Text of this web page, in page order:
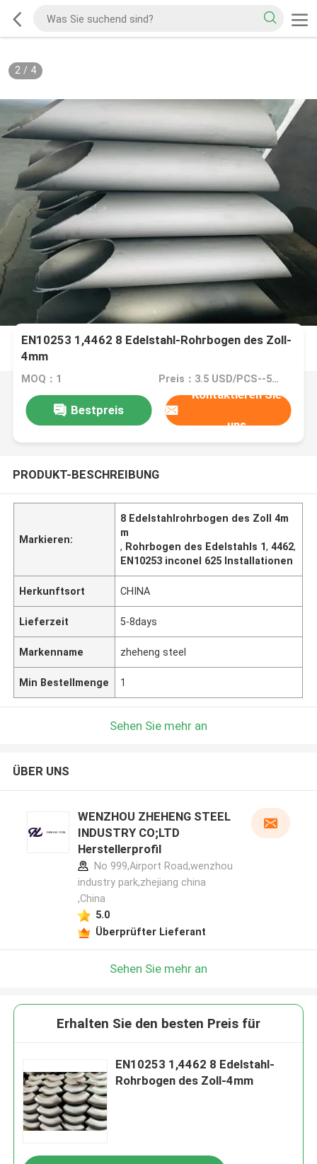
2/ 4
EN10253 1,4462 8 Edelstahl-Rohrbogen des Zoll-
4mm
MOQ：1 Preis：3.5 USD/PCS--50439/PCS
Bestpreis
Kontaktieren Sie
uns
PRODUKT-BESCHREIBUNG
Markieren:
8 Edelstahlrohrbogen des Zoll 4m
m
, Rohrbogen des Edelstahls 1,4462,
EN10253 inconel 625 Installationen
Herkunftsort CHINA
Lieferzeit 5-8days
Markenname zheheng steel
Min Bestellmenge 1
Sehen Sie mehr an
ÜBER UNS
WENZHOU ZHEHENG STEEL
INDUSTRY CO;LTD
Herstellerprofil
No 999,Airport Road,wenzhou
industry park,zhejiang china
,China
5.0
Überprüfter Lieferant
Sehen Sie mehr an
Erhalten Sie den besten Preis für
EN10253 1,4462 8 Edelstahl-
Rohrbogen des Zoll-4mm